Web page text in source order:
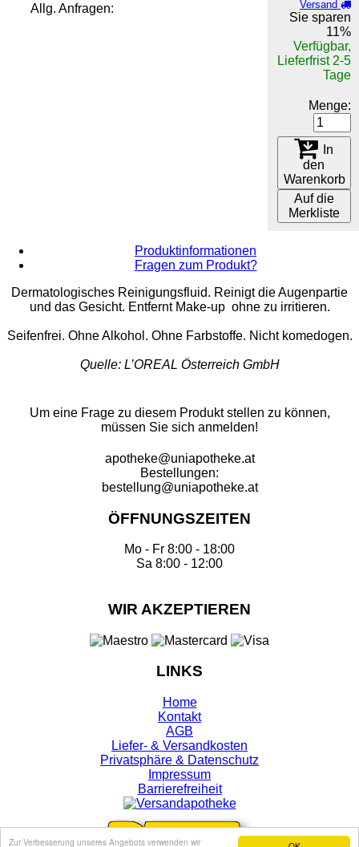
Zur Verbesserung unseres Angebots verwenden wir
Versand
Sie sparen
11%
Verfügbar,
Lieferfrist 2-5
Tage
Menge:
In
den
Warenkorb
Auf die
Merkliste
Produktinformationen
Fragen zum Produkt?
Dermatologisches Reinigungsfluid. Reinigt die Augenpartie
und das Gesicht. Entfernt Make-up ohne zu irritieren.
Seifenfrei. Ohne Alkohol. Ohne Farbstoffe. Nicht komedogen.
Quelle: L’OREAL Österreich GmbH
Um eine Frage zu diesem Produkt stellen zu können,
müssen Sie sich anmelden!
Allg. Anfragen:
apotheke@uniapotheke.at
Bestellungen:
bestellung@uniapotheke.at
ÖFFNUNGSZEITEN
Mo - Fr 8:00 - 18:00
Sa 8:00 - 12:00
WIR AKZEPTIEREN
LINKS
Home
Kontakt
AGB
Liefer- & Versandkosten
Privatsphäre & Datenschutz
Impressum
Barrierefreiheit